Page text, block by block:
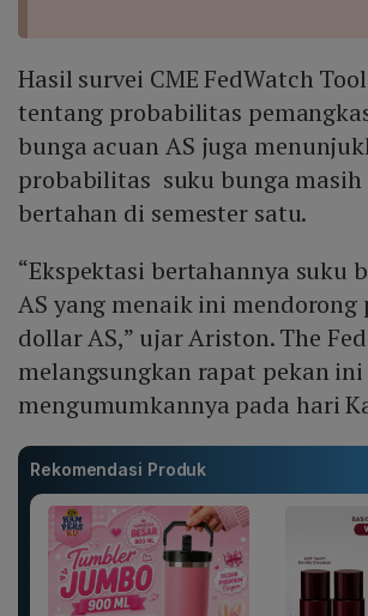
Hasil survei CME FedWatch
tentang probabilitas
bunga acuan AS juga
probabilitas suku bunga masih
bertahan di semester satu.
“Ekspektasi bertahannya suku
AS yang menaik ini mendorong
dollar AS,” ujar Ariston. The
melangsungkan rapat pekan
mengumumkannya pada hari
Rekomendasi Produk